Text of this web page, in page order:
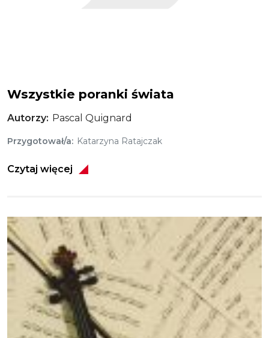
Wszystkie poranki świata
Autorzy Pascal Quignard
Przygotował/a Katarzyna Ratajczak
Czytaj więcej
Obraz